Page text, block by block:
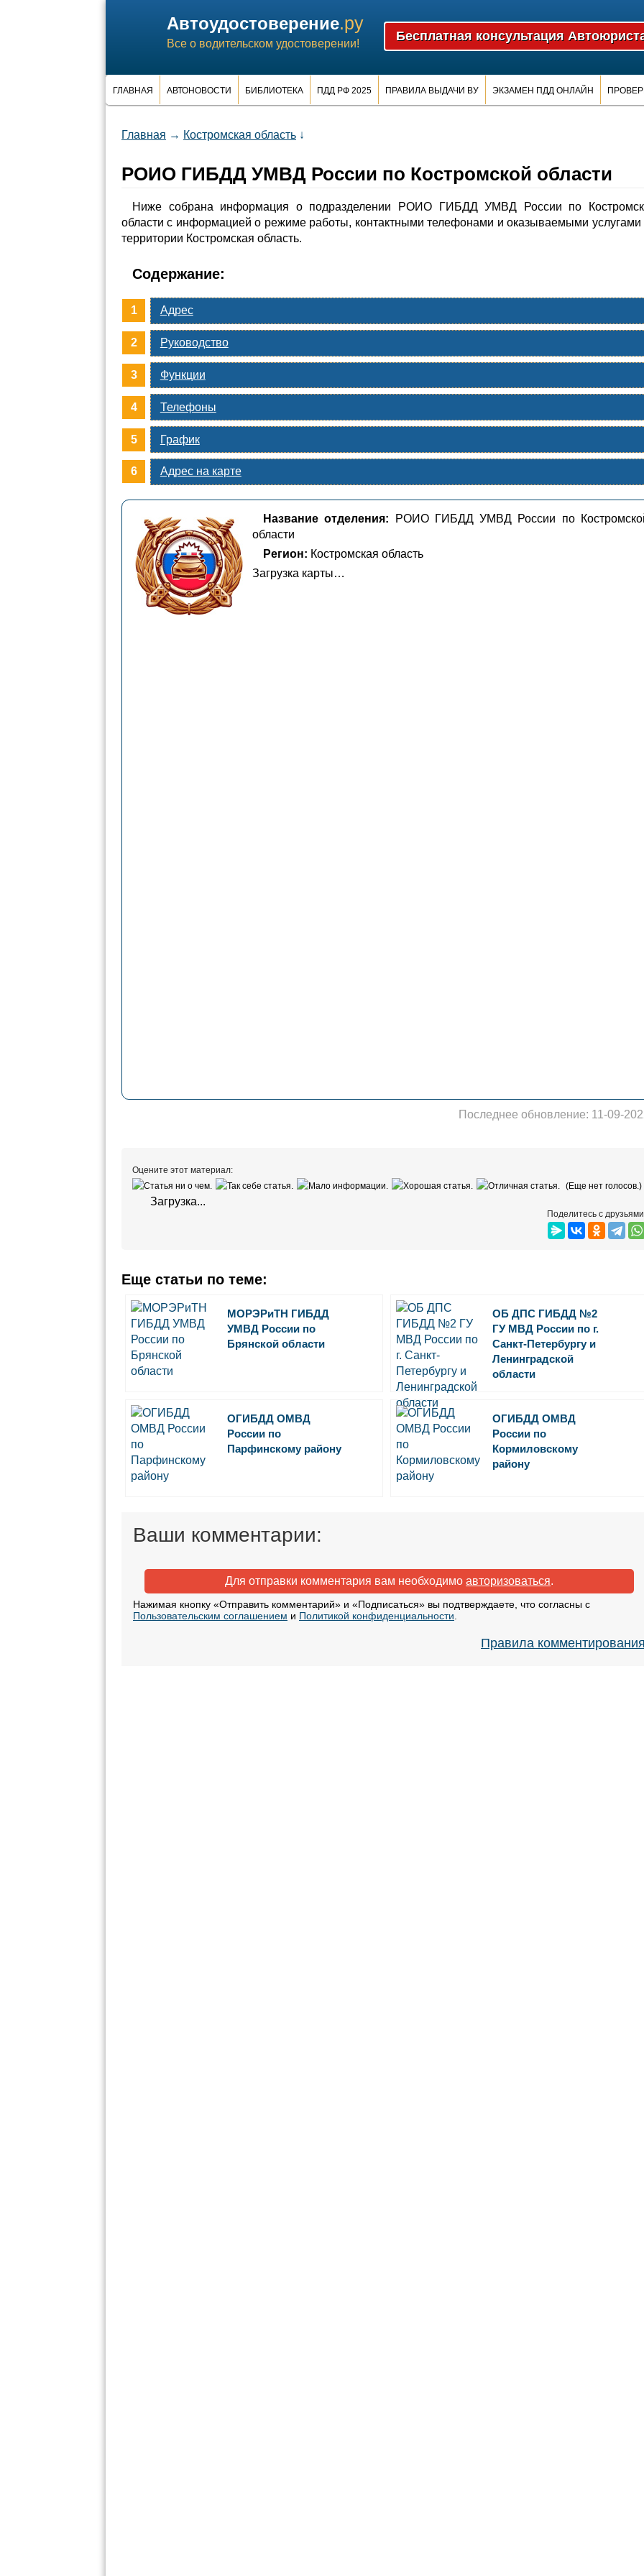
Автоудостоверение.ру
Все о водительском удостоверении!
ГЛАВНАЯ АВТОНОВОСТИ БИБЛИОТЕКА ПДД РФ 2025 ПРАВИЛА ВЫДАЧИ ВУ ЭКЗАМЕН ПДД ОНЛАЙН
Главная → Костромская область ↓
РОИО ГИБДД УМВД России по Костромской области
Ниже собрана информация о подразделении РОИО ГИБДД УМВД России по
области с информацией о режиме работы, контактными телефонами и оказываемыми услугами
территории Костромская область.
Содержание:
Адрес
Руководство
Функции
Телефоны
График
Адрес на карте
Название отделения: РОИО ГИБДД УМВД России по
области
Регион: Костромская область
Загрузка карты…
Последнее обновление: 11-09-
Оцените этот материал:
(Еще нет голосов.)
Загрузка...
Поделитесь с
Еще статьи по теме:
MОРЭРиТН ГИБДД
УМВД России по
Брянской области
ОБ ДПС ГИБДД №2
ГУ МВД России по г.
Санкт-Петербургу и
Ленинградской
области
ОГИБДД ОМВД
России по
Парфинскому району
ОГИБДД ОМВД
России по
Кормиловскому
району
Ваши комментарии:
Для отправки комментария вам необходимо авторизоваться.
Нажимая кнопку «Отправить комментарий» и «Подписаться» вы подтверждаете, что согласны с
Пользовательским соглашением и Политикой конфиденциальности
Правила